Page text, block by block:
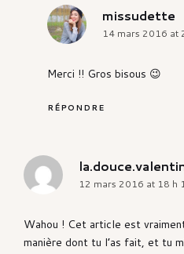
missudette
14 mars 2016 at
Merci !! Gros bisous 😉
RÉPONDRE
12 mars 2016 at 18 h
Wahou ! Cet article est
manière dont tu l’as fait, et tu